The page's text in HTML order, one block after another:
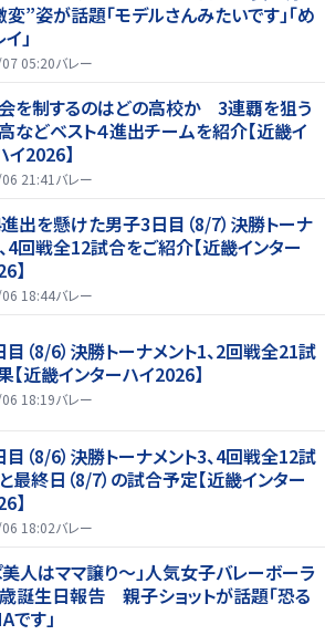
”姿が話題「モデルさんみたいです」「め
」
05:20バレー
を制するのはどの高校か 3連覇を狙う
などベスト４進出チームを紹介【近畿イ
イ2026】
21:41 バレー
出を懸けた男子3日目（8/7）決勝トーナ
4回戦全12試合をご紹介【近畿インター
】
18:44バレー
（8/6）決勝トーナメント1、2回戦全21試
【近畿インターハイ2026】
18:19バレー
（8/6）決勝トーナメント3、4回戦全12試
最終日（8/7）の試合予定【近畿インター
】
18:02バレー
美人はママ譲り～」人気女子バレーボーラ
誕生日報告 親子ショットが話題「恐る
です」